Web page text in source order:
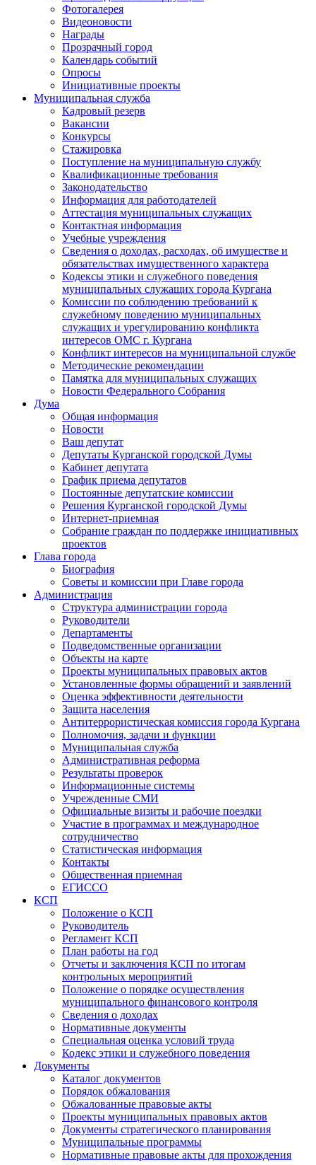
Фотогалерея
Видеоновости
Награды
Прозрачный город
Календарь событий
Опросы
Инициативные проекты
Муниципальная служба
Кадровый резерв
Вакансии
Конкурсы
Стажировка
Поступление на муниципальную службу
Квалификационные требования
Законодательство
Информация для работодателей
Аттестация муниципальных служащих
Контактная информация
Учебные учреждения
Сведения о доходах, расходах, об имуществе и
обязательствах имущественного характера
Кодексы этики и служебного поведения
муниципальных служащих города Кургана
Комиссии по соблюдению требований к
служебному поведению муниципальных
служащих и урегулированию конфликта
интересов ОМС г. Кургана
Конфликт интересов на муниципальной службе
Методические рекомендации
Памятка для муниципальных служащих
Новости Федерального Cобрания
Дума
Общая информация
Новости
Ваш депутат
Депутаты Курганской городской Думы
Кабинет депутата
График приема депутатов
Постоянные депутатские комиссии
Решения Курганской городской Думы
Интернет-приемная
Собрание граждан по поддержке инициативных
проектов
Глава города
Биография
Советы и комиссии при Главе города
Администрация
Структура администрации города
Руководители
Департаменты
Подведомственные организации
Объекты на карте
Проекты муниципальных правовых актов
Установленные формы обращений и заявлений
Оценка эффективности деятельности
Защита населения
Антитеррористическая комиссия города Кургана
Полномочия, задачи и функции
Муниципальная служба
Административная реформа
Результаты проверок
Информационные системы
Учрежденные СМИ
Официальные визиты и рабочие поездки
Участие в программах и международное
сотрудничество
Статистическая информация
Контакты
Общественная приемная
ЕГИССО
КСП
Положение о КСП
Руководитель
Регламент КСП
План работы на год
Отчеты и заключения КСП по итогам
контрольных мероприятий
Положение о порядке осуществления
муниципального финансового контроля
Сведения о доходах
Нормативные документы
Специальная оценка условий труда
Кодекс этики и служебного поведения
Документы
Каталог документов
Порядок обжалования
Обжалованные правовые акты
Проекты муниципальных правовых актов
Документы стратегического планирования
Муниципальные программы
Нормативные правовые акты для прохождения